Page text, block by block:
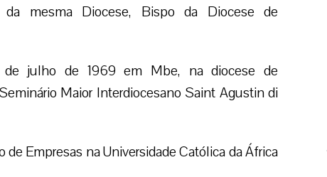
da mesma Diocese, Bispo da Diocese de
julho de 1969 em Mbe, na diocese de
Maior Interdiocesano Saint Agustin di
Empresas na Universidade Católica da África